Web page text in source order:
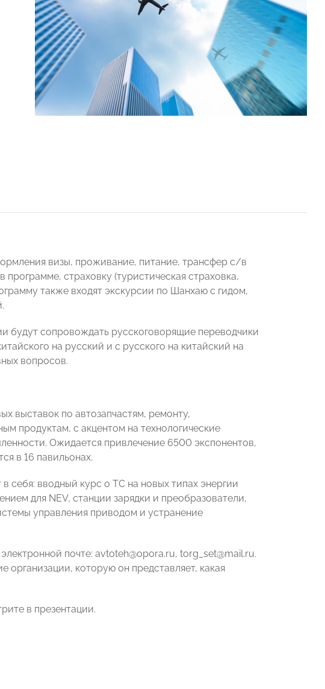
визы, проживание, питание, трансфер с/в
страховку (туристическая страховка,
также входят экскурсии по Шанхаю с гидом,
будут сопровождать русскоговорящие переводчики
на русский и с русского на китайский на
вопросов.
выставок по автозапчастям, ремонту,
продуктам, с акцентом на технологические
Ожидается привлечение 6500 экспонентов,
в 16 павильонах.
себя: вводный курс о ТС на новых типах энергии
для NEV, станции зарядки и преобразователи,
управления приводом и устранение
электронной почте: avtoteh@opora.ru, torg_set@mail.ru.
которую он представляет, какая
в презентации.